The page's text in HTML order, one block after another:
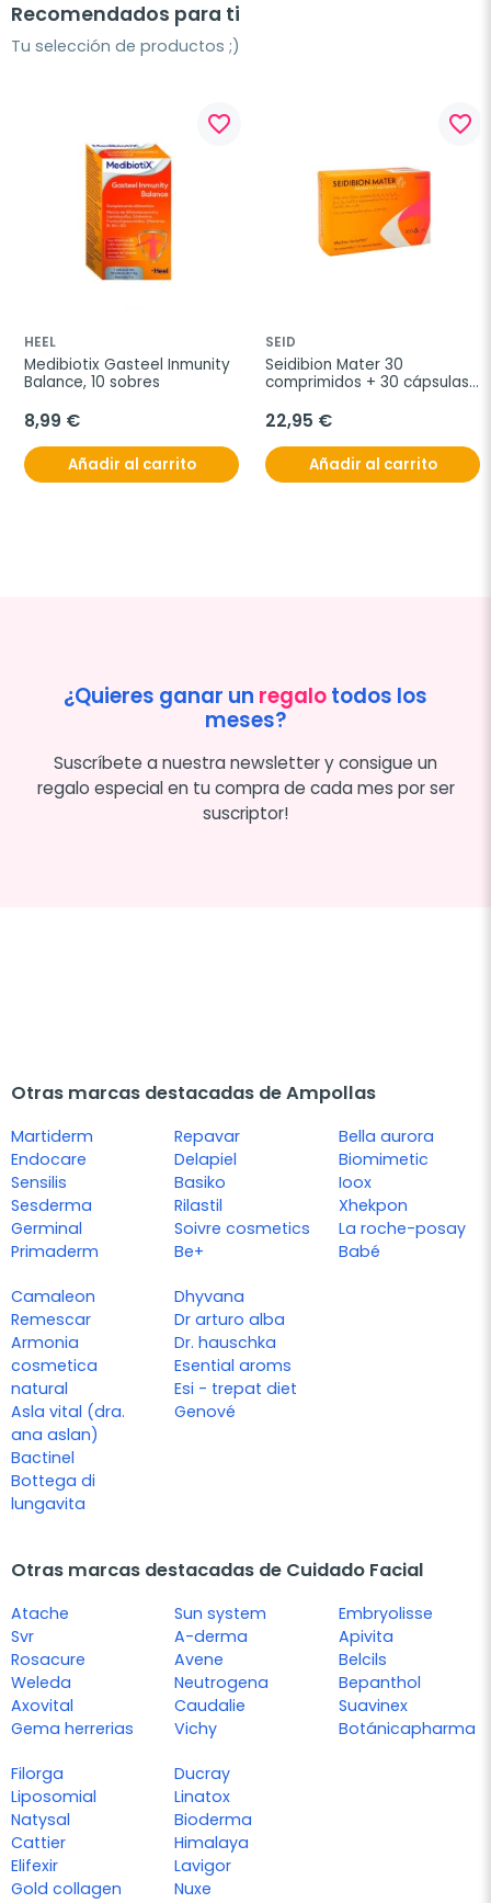
Recomendados para ti
Tu selección de productos ;)
favorite_border
HEEL
Medibiotix Gasteel Inmunity
Balance, 10 sobres
8,99 €
Añadir al carrito
favorite_border
SEID
Seidibion Mater 30
comprimidos + 30 cápsulas
22,95 €
Añadir al carrito
¿Quieres ganar un regalotodos los
meses?
Suscríbete a nuestra newsletter y consigue un
regalo especial en tu compra de cada mes por ser
suscriptor!
Otras marcas destacadas de Ampollas
Martiderm
Endocare
Sensilis
Sesderma
Germinal
Primaderm
Repavar
Delapiel
Basiko
Rilastil
Soivre cosmetics
Be+
Bella aurora
Biomimetic
Ioox
Xhekpon
La roche-posay
Babé
Camaleon
Remescar
Armonia
cosmetica
natural
Asla vital (dra.
ana aslan)
Bactinel
Bottega di
lungavita
Dhyvana
Dr arturo alba
Dr. hauschka
Esential aroms
Esi - trepat diet
Genové
Otras marcas destacadas de Cuidado Facial
Atache
Svr
Rosacure
Weleda
Axovital
Gema herrerias
Sun system
A-derma
Avene
Neutrogena
Caudalie
Vichy
Embryolisse
Apivita
Belcils
Bepanthol
Suavinex
Botánicapharma
Filorga
Liposomial
Natysal
Cattier
Elifexir
Gold collagen
Ducray
Linatox
Bioderma
Himalaya
Lavigor
Nuxe